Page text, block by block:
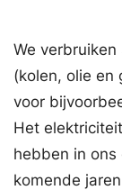
We
(kolen, olie en
voor
Het
hebben in
komende